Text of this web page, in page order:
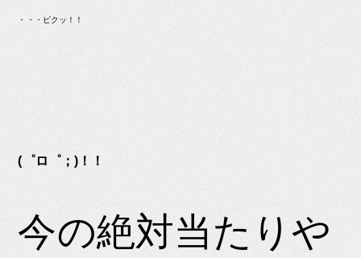
・・・ピクッ！！
(゜ロ゜；)！！
今の絶対当たりや